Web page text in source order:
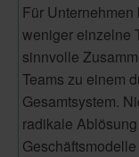
Für
weniger einzelne
sinnvolle
Teams zu einem
Gesamtsystem.
radikale